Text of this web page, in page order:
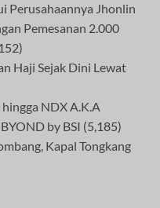
Perusahaannya Jhonlin
Pemesanan 2.000
Haji Sejak Dini Lewat
NDX A.K.A
by BSI (5,185)
Kapal Tongkang